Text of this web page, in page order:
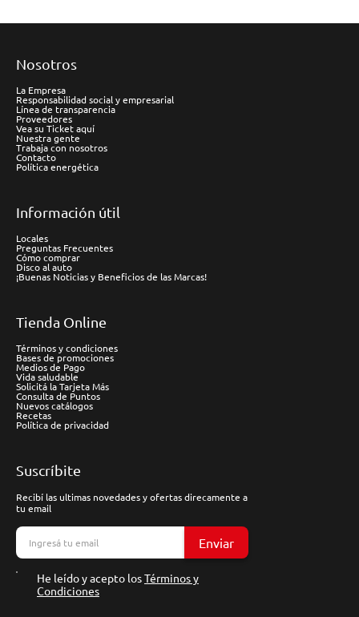
Nosotros
La Empresa
Responsabilidad social y empresarial
Línea de transparencia
Proveedores
Vea su Ticket aquí
Nuestra gente
Trabaja con nosotros
Contacto
Política energética
Información útil
Locales
Preguntas Frecuentes
Cómo comprar
Disco al auto
¡Buenas Noticias y Beneficios de las Marcas!
Tienda Online
Términos y condiciones
Bases de promociones
Medios de Pago
Vida saludable
Solicitá la Tarjeta Más
Consulta de Puntos
Nuevos catálogos
Recetas
Política de privacidad
Suscríbite
Recibí las ultimas novedades y ofertas direcamente a
tu email
Enviar
He leído y acepto losTérminos y
Condiciones